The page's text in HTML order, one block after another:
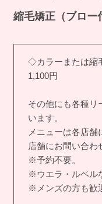
縮毛矯正（ブロー
◇カラーまたは縮
1,100円
その他にも各種リ
います。
メニューは各店
店舗にお問い合わ
※予約不要。
※ウエラ・ルベル
※メンズの方も歓